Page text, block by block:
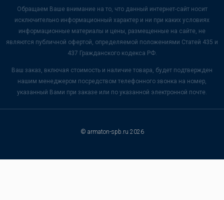
Обращаем Ваше внимание на то, что данный интернет-сайт носит
исключительно информационный характер и ни при каких условиях
информационные материалы и цены, размещенные на сайте, не
являются публичной офертой, определяемой положениями Статей 435 и
437 Гражданского кодекса РФ.
Ваш заказ, включая стоимость и наличие товара, будет подтвержден
нашим менеджером посредством телефонного звонка на номер,
указанный Вами при заказе или по указанной электронной почте.
© armaton-spb.ru 2026